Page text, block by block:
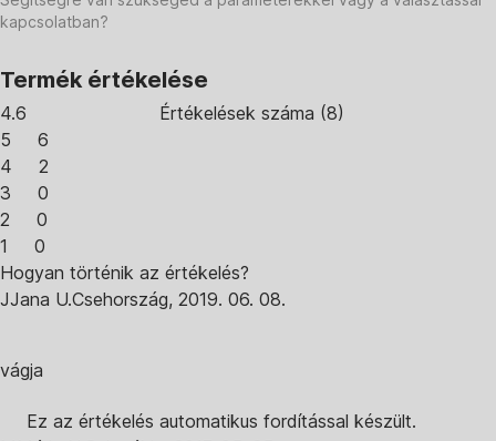
kapcsolatban?
Termék értékelése
4.6 Értékelések száma (8)
5
6
4
2
3
0
2
0
1
0
Hogyan történik az értékelés?
JJana U.Csehország, 2019. 06. 08.
vágja
Ez az értékelés automatikus fordítással készült.